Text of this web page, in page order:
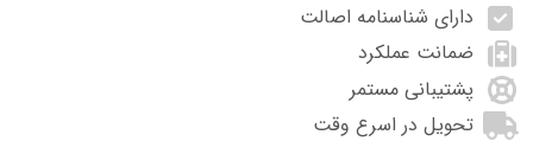
دارای شناسنامه اصالت
ضمانت عملکرد
پشتیبانی مستمر
تحویل در اسرع وقت